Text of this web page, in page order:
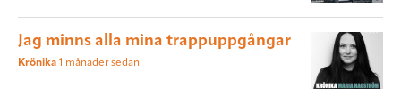
Jag minns alla mina trappuppgångar
Krönika 1 månader sedan